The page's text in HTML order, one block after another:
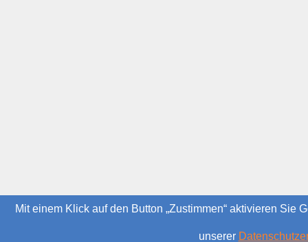
Mit einem Klick auf den Button „Zustimmen“ aktivieren
unserer